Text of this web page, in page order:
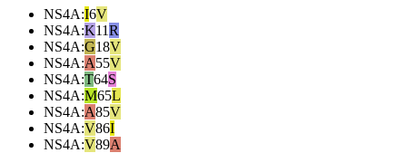
NS4A:I6V
NS4A:K11R
NS4A:G18V
NS4A:A55V
NS4A:T64S
NS4A:M65L
NS4A:A85V
NS4A:V86I
NS4A:V89A